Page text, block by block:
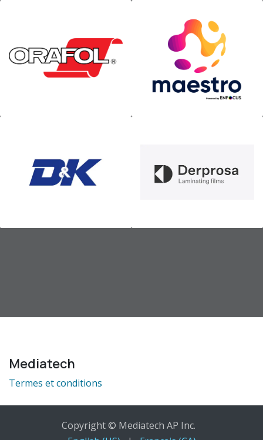
Mediatech
Termes et conditions
Copyright © Mediatech AP Inc.